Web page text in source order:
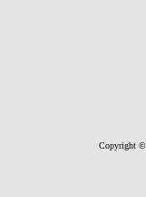
Copyright ©